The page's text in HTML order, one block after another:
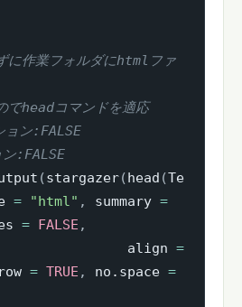
に作業フォルダにhtmlファ
でheadコマンドを適応
ョン:FALSE
:FALSE
(stargazer(head (Te
= "html" , summary =
= FALSE ,
                             align
=
= TRUE , no.space =